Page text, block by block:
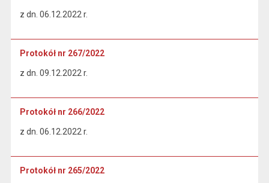
z dn. 06.12.2022 r.
Protokół nr 267/2022
z dn. 09.12.2022 r.
Protokół nr 266/2022
z dn. 06.12.2022 r.
Protokół nr 265/2022